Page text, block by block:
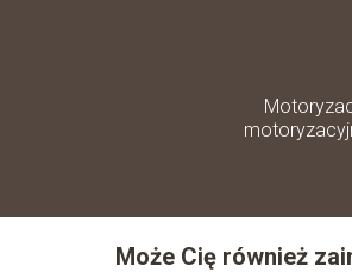
Może Cię również